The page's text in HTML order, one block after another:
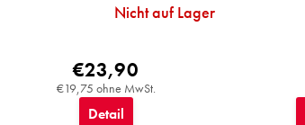
Nicht auf Lager
€19,75 ohne MwSt.
€23,90
Detail